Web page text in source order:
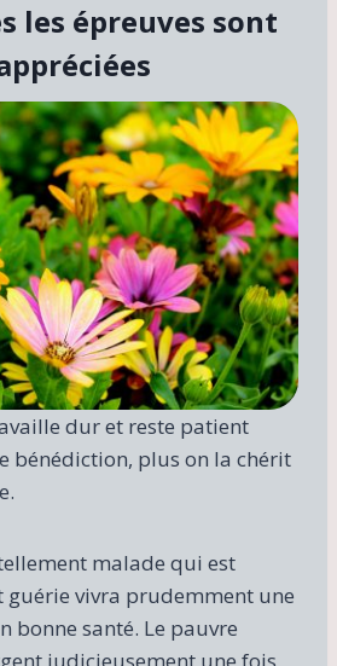
les épreuves sont
dur et reste patient
bénédiction, plus on la chérit
malade qui est
vivra prudemment une
bonne santé. Le pauvre